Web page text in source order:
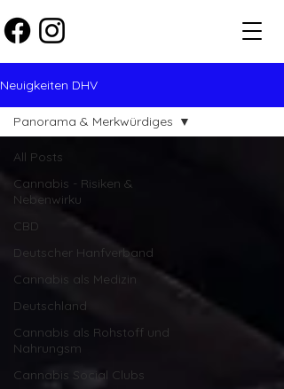
Neuigkeiten DHV
All Posts
Cannabis - Risiken &
Nebenwirku
CBD
Deutscher Hanfverband
Cannabis als Medizin
Deutschland
Cannabis als Rohstoff und
Nahrungsm
Cannabis Social Clubs
Panorama & Merkwürdiges